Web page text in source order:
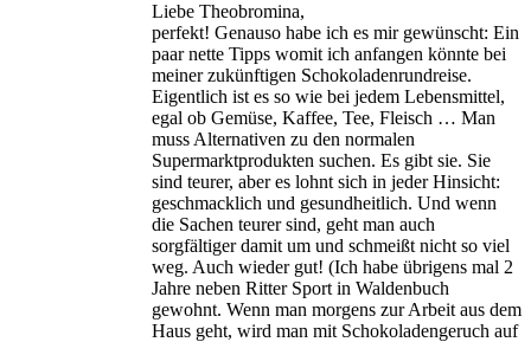
Liebe Theobromina,
perfekt! Genauso habe ich es mir gewünscht: Ein
paar nette Tipps womit ich anfangen könnte bei
meiner zukünftigen Schokoladenrundreise.
Eigentlich ist es so wie bei jedem Lebensmittel,
egal ob Gemüse, Kaffee, Tee, Fleisch … Man
muss Alternativen zu den normalen
Supermarktprodukten suchen. Es gibt sie. Sie
sind teurer, aber es lohnt sich in jeder Hinsicht:
geschmacklich und gesundheitlich. Und wenn
die Sachen teurer sind, geht man auch
sorgfältiger damit um und schmeißt nicht so viel
weg. Auch wieder gut! (Ich habe übrigens mal 2
Jahre neben Ritter Sport in Waldenbuch
gewohnt. Wenn man morgens zur Arbeit aus dem
Haus geht, wird man mit Schokoladengeruch auf